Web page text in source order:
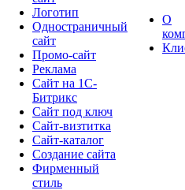
Логотип
Одностраничный
сайт
Промо-сайт
Реклама
Сайт на 1С-
Битрикс
Сайт под ключ
Сайт-визтитка
Сайт-каталог
Создание сайта
Фирменный
стиль
О